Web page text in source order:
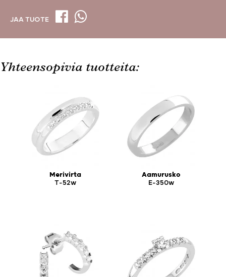
JAA TUOTE
Yhteensopivia tuotteita:
Merivirta
T-52w
Aamurusko
E-350w